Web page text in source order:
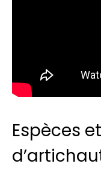
Espèces